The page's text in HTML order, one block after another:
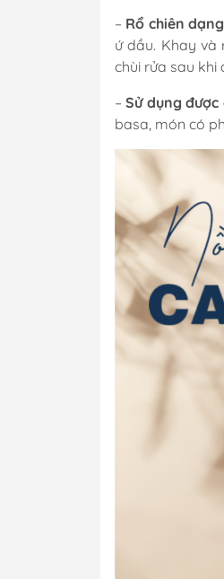
– Rổ chiên
ứ dầu. Khay và
chùi rửa sau khi
–Sử dụng
basa, món có